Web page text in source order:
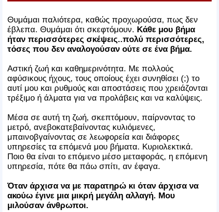
Θυμάμαι παλιότερα, καθώς προχωρούσα, πως δεν
έβλεπα. Θυμάμαι ότι σκεφτόμουν. Κάθε μου βήμα
ήταν περισσότερες σκέψεις..πολύ περισσότερες,
τόσες που δεν αναλογούσαν ούτε σε ένα βήμα.
Αστική ζωή και καθημερινότητα. Με πολλούς
αφύσικους ήχους, τους οποίους έχει συνηθίσει (;) το
αυτί μου και ρυθμούς και αποστάσεις που χρειάζονται
τρέξιμο ή άλματα για να προλάβεις και να καλύψεις.
Μέσα σε αυτή τη ζωή, σκεπτόμουν, παίρνοντας το
μετρό, ανεβοκατεβαίνοντας κυλιόμενες,
μπαινοβγαίνοντας σε λεωφορεία και διάφορες
υπηρεσίες τα επόμενά μου βήματα. Κυριολεκτικά.
Ποιο θα είναι το επόμενο μέσο μεταφοράς, η επόμενη
υπηρεσία, πότε θα πάω σπίτι, αν έφαγα.
Όταν άρχισα να με παρατηρώ κι όταν άρχισα να
ακούω έγινε μια μικρή μεγάλη αλλαγή. Μου
μιλούσαν άνθρωποι.